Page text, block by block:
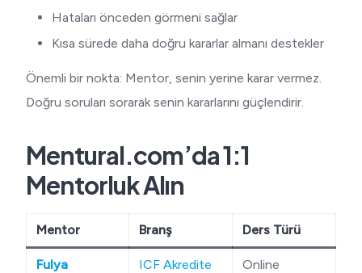
Hataları önceden görmeni sağlar
Kısa sürede daha doğru kararlar almanı destekler
Önemli bir nokta: Mentor, senin yerine karar vermez.
Doğru soruları sorarak senin kararlarını güçlendirir.
Mentural.com’da 1:1
Mentorluk Alın
Mentor Branş Ders Türü
Fulya
ICF Akredite
Online